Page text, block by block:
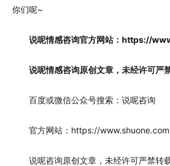
你们呢~
说呢情感咨询官方网站：https://
说呢情感咨询原创文章，未经许可严
百度或微信公众号搜索：说呢咨询
官方网站：https://www.shuone.com
说呢咨询原创文章，未经许可严禁转